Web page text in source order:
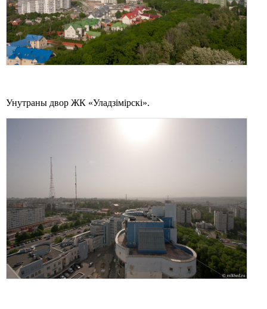
Унутраны двор ЖК «Уладзімірскі».